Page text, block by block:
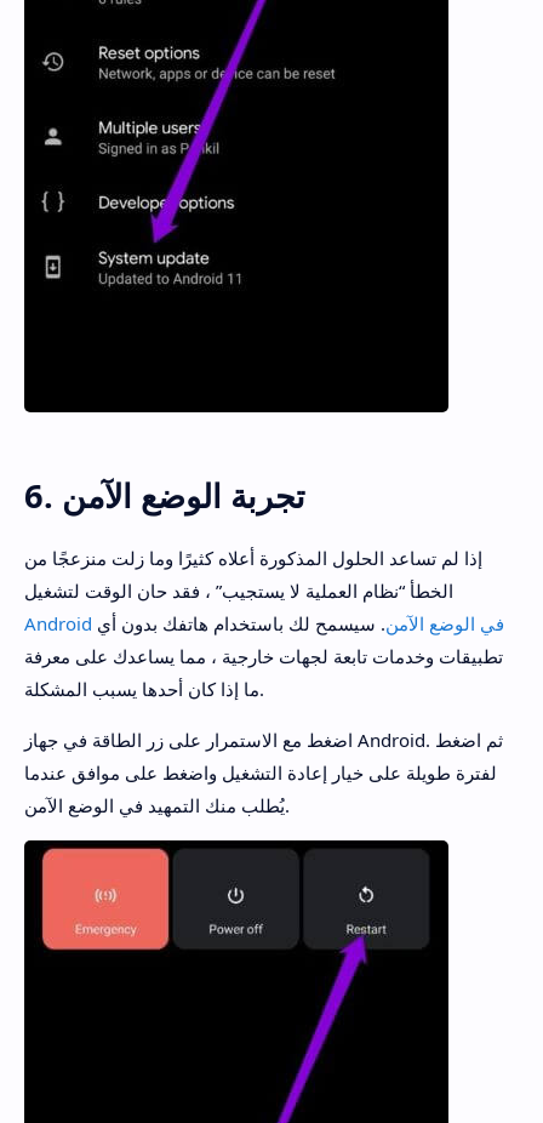
6. تجربة الوضع الآمن
إذا لم تساعد الحلول المذكورة أعلاه كثيرًا وما زلت منزعجًا من
الخطأ “نظام العملية لا يستجيب” ، فقد حان الوقت لتشغيل
Android في الوضع الآمن. سيسمح لك باستخدام هاتفك بدون أي
تطبيقات وخدمات تابعة لجهات خارجية ، مما يساعدك على معرفة
ما إذا كان أحدها يسبب المشكلة.
اضغط مع الاستمرار على زر الطاقة في جهاز Android. ثم اضغط
لفترة طويلة على خيار إعادة التشغيل واضغط على موافق عندما
يُطلب منك التمهيد في الوضع الآمن.